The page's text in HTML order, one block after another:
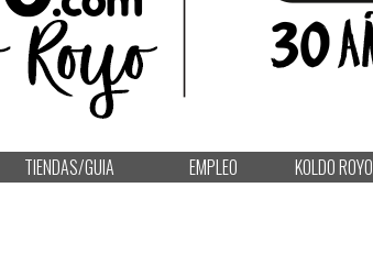
TIENDAS/GUIA EMPLEO KOLDO ROYO